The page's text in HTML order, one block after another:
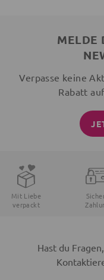
MELDE
Verpasse keine
Rabatt
Mit Liebe
verpackt
Hast du